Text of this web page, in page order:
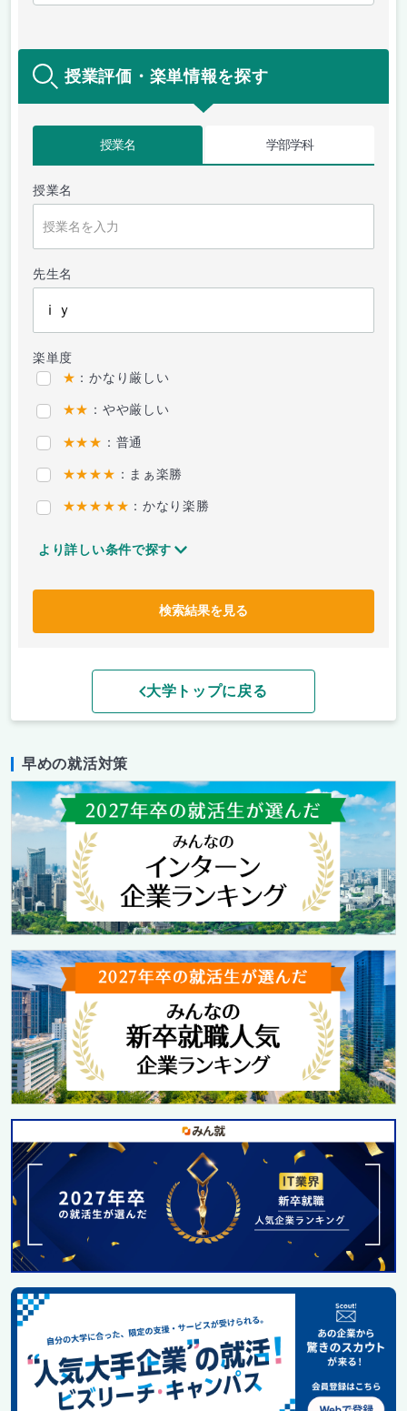
授業評価・楽単情報を探す
授業名 学部学科
授業名
先生名
楽単度
★ ：かなり厳しい
★★ ：やや厳しい
★★★ ：普通
★★★★ ：まぁ楽勝
★★★★★ ：かなり楽勝
より詳しい条件で探す
検索結果を見る
大学トップに戻る
早めの就活対策